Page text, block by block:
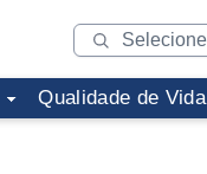
Qualidade de Vida